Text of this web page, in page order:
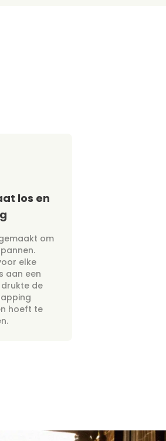
los en
om
elke
aan een
de
hoeft te